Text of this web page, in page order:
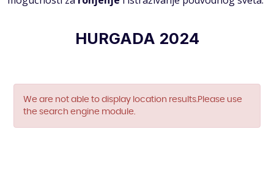
HURGADA 2024